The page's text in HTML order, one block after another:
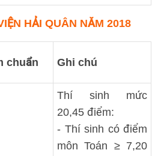
HẢI QUÂN NĂM 2018
chuẩn Ghi chú
Thí sinh mức
20,45 điểm:
- Thí sinh có điểm
môn Toán ≥ 7,20